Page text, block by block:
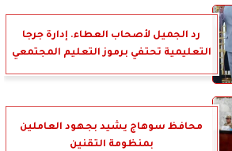
رد الجميل لأصحاب العطاء. إدارة جرجا
التعليمية تحتفي برموز التعليم المجتمعي
محافظ سوهاج يشيد بجهود العاملين
بمنظومة التقنين